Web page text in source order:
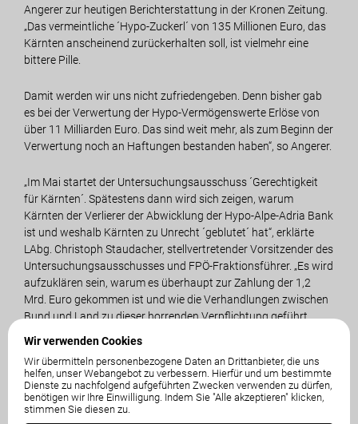
Wir verwenden Cookies
Wir übermitteln personenbezogene Daten an Drittanbieter, die uns
helfen, unser Webangebot zu verbessern. Hierfür und um bestimmte
Dienste zu nachfolgend aufgeführten Zwecken verwenden zu dürfen,
benötigen wir Ihre Einwilligung. Indem Sie "Alle akzeptieren" klicken,
stimmen Sie diesen zu.
Angerer zur heutigen Berichterstattung in der Kronen Zeitung.
„Das vermeintliche ´Hypo-Zuckerl´ von 135 Millionen Euro, das
Kärnten anscheinend zurückerhalten soll, ist vielmehr eine
bittere Pille.
Damit werden wir uns nicht zufriedengeben. Denn bisher gab
es bei der Verwertung der Hypo-Vermögenswerte Erlöse von
über 11 Milliarden Euro. Das sind weit mehr, als zum Beginn der
Verwertung noch an Haftungen bestanden haben“, so Angerer.
„Im Mai startet der Untersuchungsausschuss ´Gerechtigkeit
für Kärnten´. Spätestens dann wird sich zeigen, warum
Kärnten der Verlierer der Abwicklung der Hypo-Alpe-Adria Bank
ist und weshalb Kärnten zu Unrecht ´geblutet´ hat“, erklärte
LAbg. Christoph Staudacher, stellvertretender Vorsitzender des
Untersuchungsausschusses und FPÖ-Fraktionsführer. „Es wird
aufzuklären sein, warum es überhaupt zur Zahlung der 1,2
Mrd. Euro gekommen ist und wie die Verhandlungen zwischen
Bund und Land zu dieser horrenden Verpflichtung geführt
rund vier Milliarden Euro für die angebliche Konkurs-Bank von
Österreich überwiesen bekommen haben. „Die Bayern waren
Haupt-Aktionäre der Hypo und sind nun neben anderen
Spekulanten als die großen Profiteure hervorgegangen. Die